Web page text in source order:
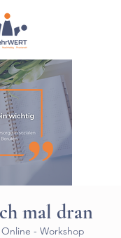
mal dran
Online - Workshop